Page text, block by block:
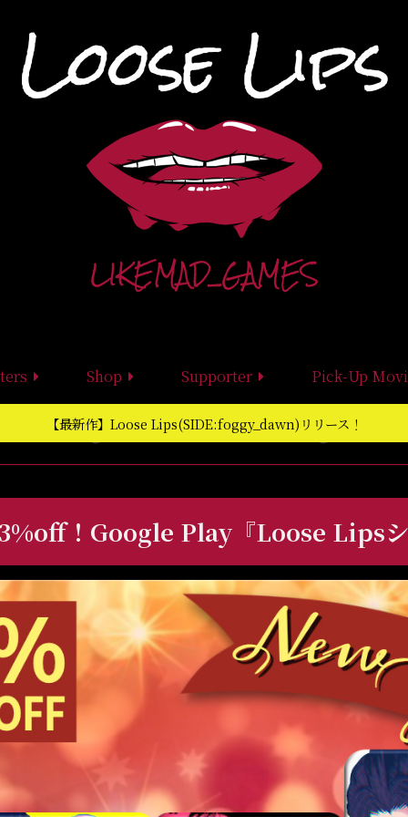
Shop Supporter Pick-Up
【最新作】Loose Lips(SIDE:foggy_dawn)リリース！
！Google Play『Loose Lips